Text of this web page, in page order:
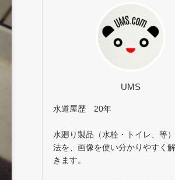
UMS
水道屋歴 20年
水廻り製品（水栓・トイレ、等
法を、画像を使い分かりやすく
きます。